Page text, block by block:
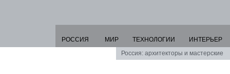
РОССИЯ МИР ТЕХНОЛОГИИ
ИНТЕРЬЕР
Россия: архитекторы и мастерские